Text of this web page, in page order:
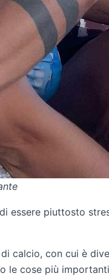
essere piuttosto
calcio, con cui è
le cose più